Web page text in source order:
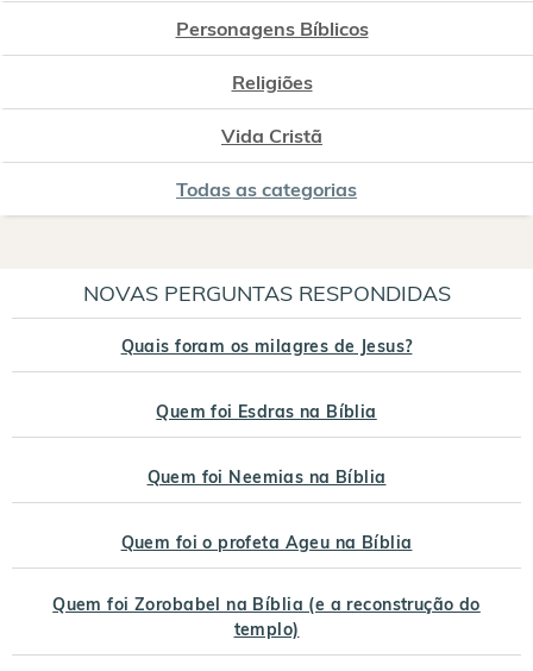
Personagens Bíblicos
Religiões
Vida Cristã
Todas as categorias
NOVAS PERGUNTAS RESPONDIDAS
Quais foram os milagres de Jesus?
Quem foi Esdras na Bíblia
Quem foi Neemias na Bíblia
Quem foi o profeta Ageu na Bíblia
Quem foi Zorobabel na Bíblia (e a reconstrução do
templo)